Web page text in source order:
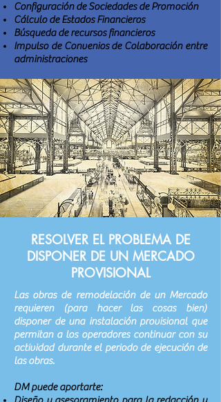
Configuración de Sociedades de Promoción
Cálculo de Estados Financieros
Búsqueda de recursos financieros
Impulso de Convenios de Colaboración entre
administraciones
RESOLVER EL PROBLEMA DE
DISPONER DE UN MERCADO
PROVISIONAL
Las obras de remodelación de un Mercado
requieren (para hacer las cosas bien)
disponer de una instalación provisional que
permitan a los operadores continuar con su
actividad durante el periodo de ejecución de
las obras.
DM puede aportarte: